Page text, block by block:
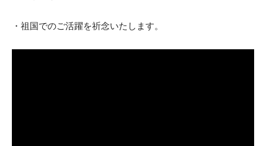
・祖国でのご活躍を祈念いたします。